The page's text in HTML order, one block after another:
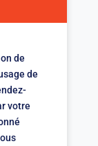
de
de
votre